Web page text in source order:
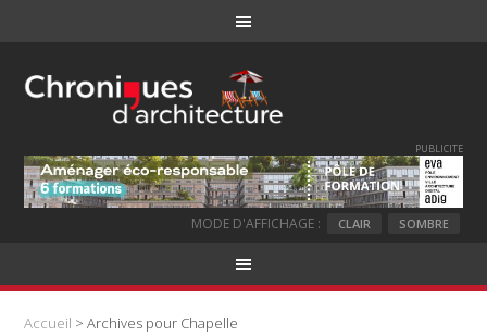
PUBLICITE
MODE D'AFFICHAGE : CLAIR SOMBRE
Accueil > Archives pour Chapelle